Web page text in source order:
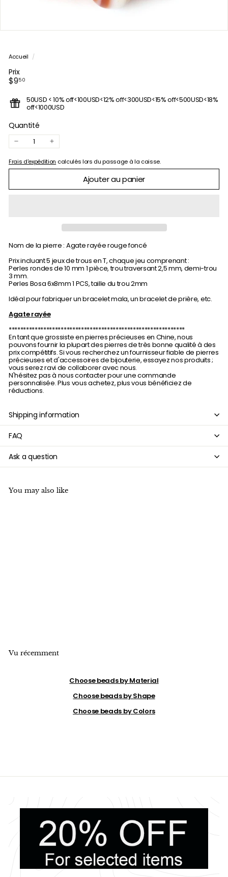
Accueil /
Prix
Prix
$950$9.50
50USD < 10% off<100USD<12% off<300USD<15% off<500USD<18%
off<1000USD
Quantité
− +
Frais d'expédition calculés lors du passage à la caisse.
Ajouter au panier
Nom de la pierre : Agate rayée rouge foncé
Prix ​​incluant 5 jeux de trous en T, chaque jeu comprenant :
Perles rondes de 10 mm 1 pièce, trou traversant 2,5 mm, demi-trou
3 mm.
Perles Bosa 6x8mm 1 PCS, taille du trou 2mm
Idéal pour fabriquer un bracelet mala, un bracelet de prière, etc.
Agate rayée
*************************************************************
En tant que grossiste en pierres précieuses en Chine, nous
pouvons fournir la plupart des pierres de très bonne qualité à des
prix compétitifs. Si vous recherchez un fournisseur fiable de pierres
précieuses et d'accessoires de bijouterie, essayez nos produits ;
vous serez ravi de collaborer avec nous.
N'hésitez pas à nous contacter pour une commande
personnalisée. Plus vous achetez, plus vous bénéficiez de
réductions.
Shipping information
FAQ
Ask a question
You may also like
0
Vu récemment
Choose beads by Material
Choose beads by Shape
Choose beads by Colors